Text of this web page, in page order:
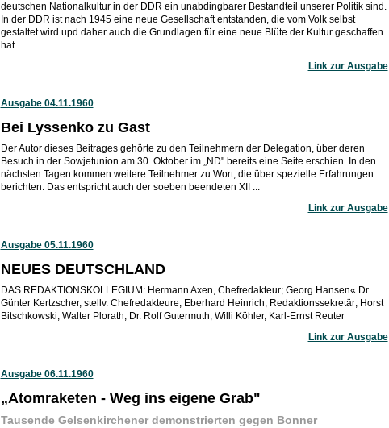
deutschen Nationalkultur in der DDR ein unabdingbarer Bestandteil unserer Politik sind.
In der DDR ist nach 1945 eine neue Gesellschaft entstanden, die vom Volk selbst
gestaltet wird upd daher auch die Grundlagen für eine neue Blüte der Kultur geschaffen
hat ...
Link zur Ausgabe
Ausgabe 04.11.1960
Bei Lyssenko zu Gast
Der Autor dieses Beitrages gehörte zu den Teilnehmern der Delegation, über deren
Besuch in der Sowjetunion am 30. Oktober im „ND" bereits eine Seite erschien. In den
nächsten Tagen kommen weitere Teilnehmer zu Wort, die über spezielle Erfahrungen
berichten. Das entspricht auch der soeben beendeten XII ...
Link zur Ausgabe
Ausgabe 05.11.1960
NEUES DEUTSCHLAND
DAS REDAKTIONSKOLLEGIUM: Hermann Axen, Chefredakteur; Georg Hansen« Dr.
Günter Kertzscher, stellv. Chefredakteure; Eberhard Heinrich, Redaktionssekretär; Horst
Bitschkowski, Walter Plorath, Dr. Rolf Gutermuth, Willi Köhler, Karl-Ernst Reuter
Link zur Ausgabe
Ausgabe 06.11.1960
„Atomraketen - Weg ins eigene Grab"
Tausende Gelsenkirchener demonstrierten gegen Bonner